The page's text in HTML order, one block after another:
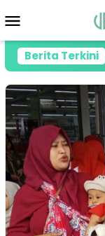
ke
Mobile
Berita Terkini
Tahun 2026